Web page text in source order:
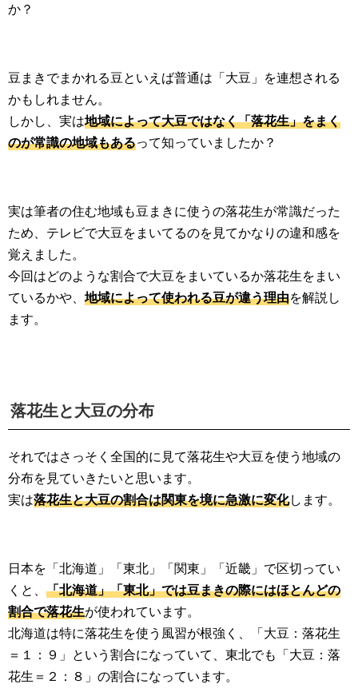
か？
豆まきでまかれる豆といえば普通は「大豆」を連想される
かもしれません。
しかし、実は地域によって大豆ではなく「落花生」をまく
のが常識の地域もあるって知っていましたか？
実は筆者の住む地域も豆まきに使うの落花生が常識だった
ため、テレビで大豆をまいてるのを見てかなりの違和感を
覚えました。
今回はどのような割合で大豆をまいているか落花生をまい
ているかや、 地域によって使われる豆が違う理由を解説し
ます。
落花生と大豆の分布
それではさっそく全国的に見て落花生や大豆を使う地域の
分布を見ていきたいと思います。
実は落花生と大豆の割合は関東を境に急激に変化します。
日本を「北海道」「東北」「関東」「近畿」で区切ってい
くと、 「北海道」「東北」では豆まきの際にはほとんどの
割合で落花生が使われています。
北海道は特に落花生を使う風習が根強く、「大豆：落花生
＝１：９」という割合になっていて、東北でも「大豆：落
花生＝２：８」の割合になっています。